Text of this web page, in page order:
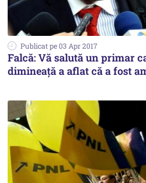
Publicat pe 03 Apr 2017
Falcă: Vă salută un primar
dimineață a aflat că a fost